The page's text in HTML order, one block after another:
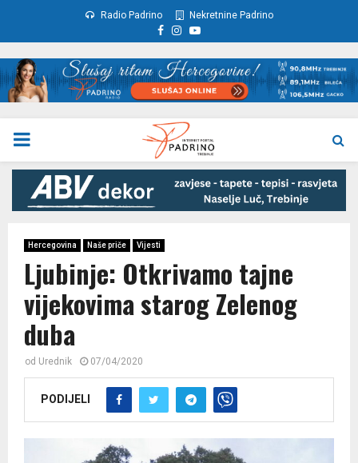
Radio Padrino Nekretnine Padrino
Facebook
Instagram
Youtube
PRIMARY
MENU
Hercegovina Naše priče Vijesti
Ljubinje: Otkrivamo tajne
vijekovima starog Zelenog
duba
od Urednik 07/04/2020
PODIJELI